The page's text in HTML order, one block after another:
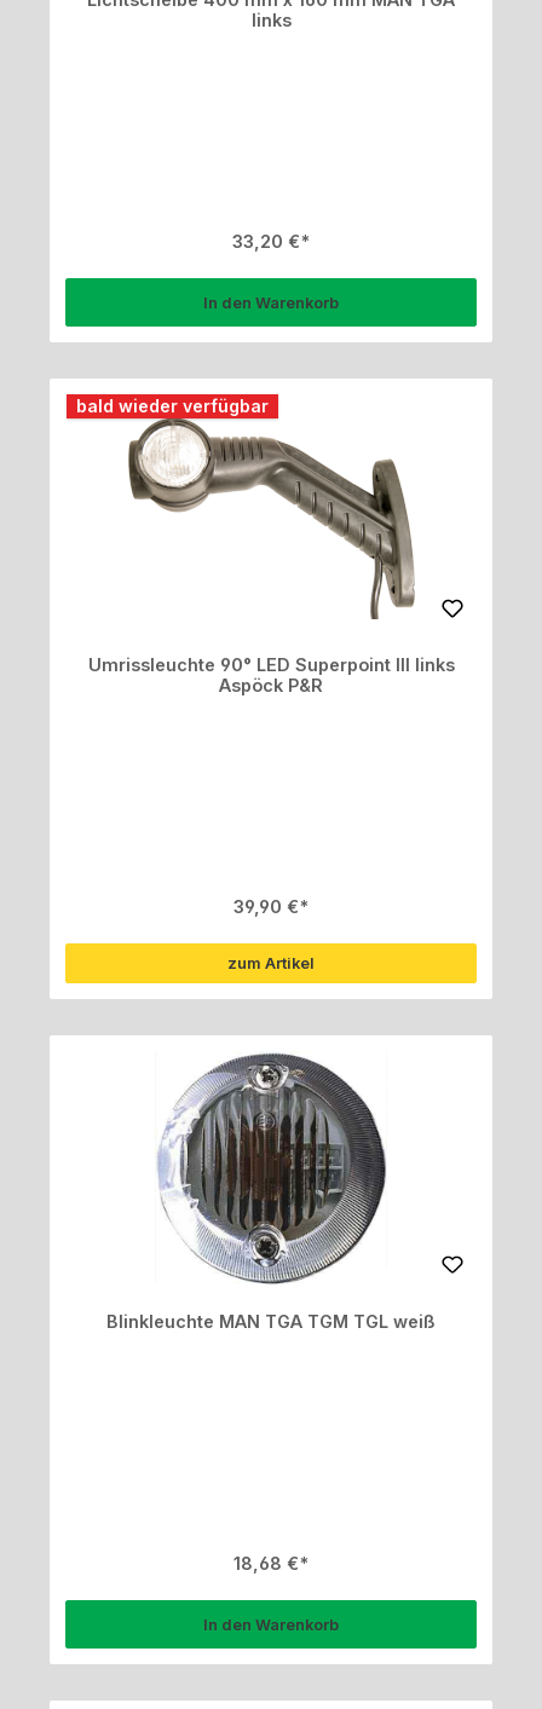
links
Regulärer Preis:
33,20 €
In den Warenkorb
bald wieder verfügbar
Umrissleuchte 90° LED Superpoint III links
Aspöck P&R
Regulärer Preis:
39,90 €
zum Artikel
Blinkleuchte MAN TGA TGM TGL weiß
Regulärer Preis:
18,68 €
In den Warenkorb